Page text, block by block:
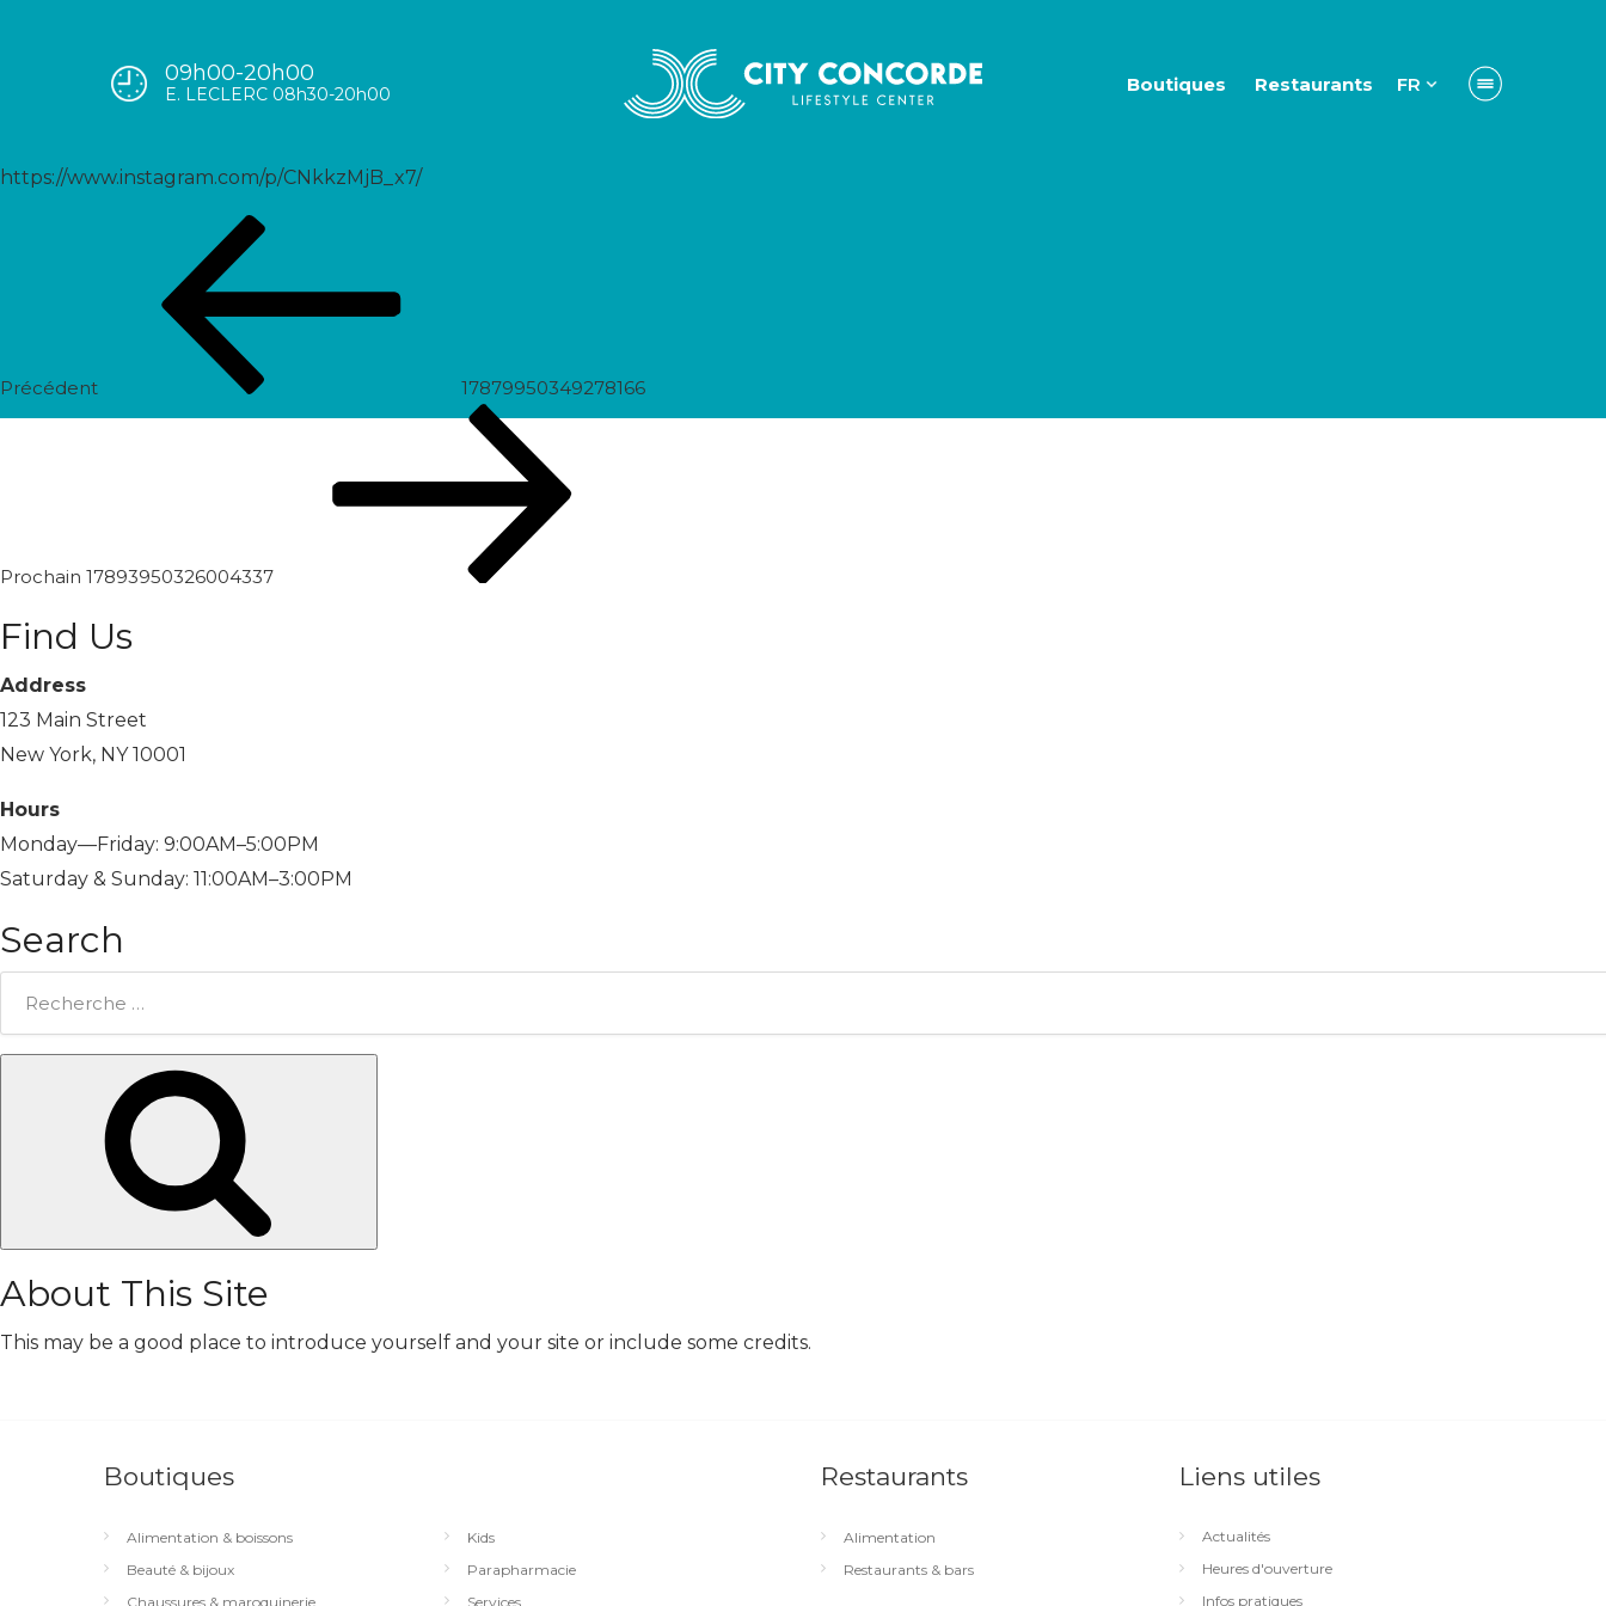
09h00-20h00
E. LECLERC 08h30-20h00 Boutiques Restaurants FR
17878010147323296
https://www.instagram.com/p/CNkkzMjB_x7/
Précédent
17879950349278166
Prochain
Prochain 17893950326004337
Find Us
Address
123 Main Street
New York, NY 10001
Hours
Monday—Friday: 9:00AM–5:00PM
Saturday & Sunday: 11:00AM–3:00PM
Search
About This Site
This may be a good place to introduce yourself and your site or include some credits.
Boutiques
Alimentation & boissons
Beauté & bijoux
Chaussures & maroquinerie
Kids
Parapharmacie
Services
Restaurants
Alimentation
Restaurants & bars
Liens utiles
Actualités
Heures d'ouverture
Infos pratiques